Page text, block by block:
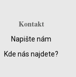
Kontakt
Napište nám
Kde nás najdete?